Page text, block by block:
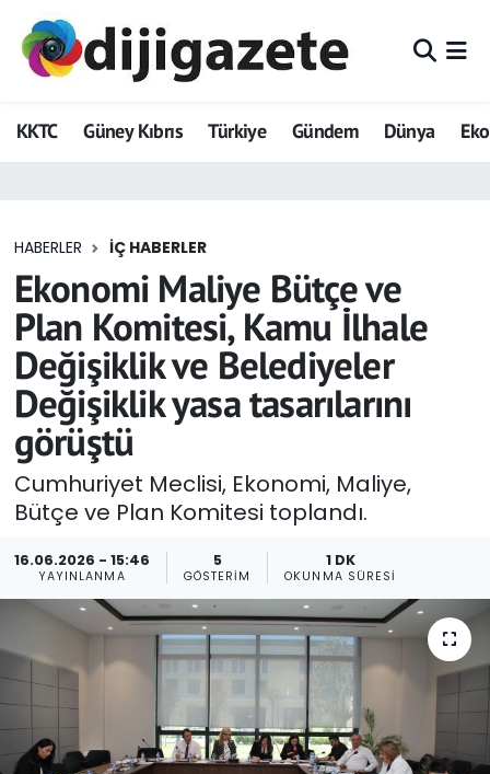
KKTC Güney Kıbrıs Türkiye Gündem Dünya
HABERLER İÇ HABERLER
Ekonomi Maliye Bütçe ve
Plan Komitesi, Kamu İlhale
Değişiklik ve Belediyeler
Değişiklik yasa tasarılarını
görüştü
Cumhuriyet Meclisi, Ekonomi, Maliye,
Bütçe ve Plan Komitesi toplandı.
16.06.2026 - 15:46
YAYINLANMA
5
GÖSTERIM
1 DK
OKUNMA SÜRESI
ADVERTORIAL
Dijigazete
Eğitim
Ekonomi
Foto Galeri
GEZİ
Güncel
Gündem
KKTC
KKTC YEREL SEÇİM 2018
Kültür Sanat
Magazin
Hava Durumu
Trafik Durumu
Tüm Manşetler
Son Dakika Haberleri
Haber Arşivi